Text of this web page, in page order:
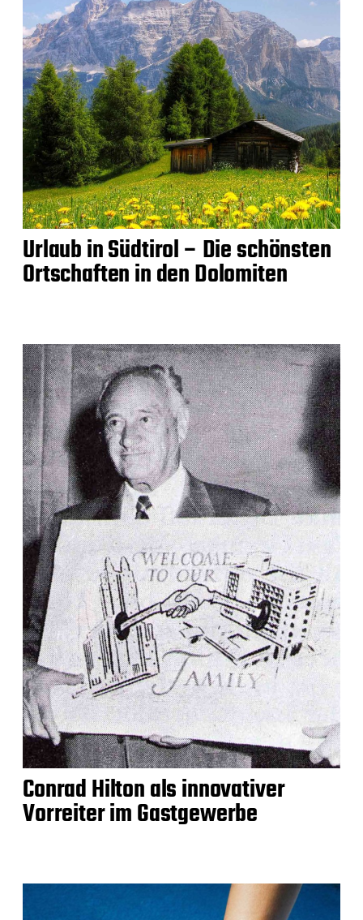
Urlaub in Südtirol – Die schönsten
Ortschaften in den Dolomiten
Conrad Hilton als innovativer
Vorreiter im Gastgewerbe